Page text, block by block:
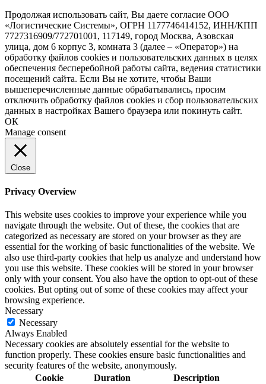
Продолжая использовать сайт, Вы даете согласие ООО
«Логистические Системы», ОГРН 1177746414152, ИНН/КПП
7727316909/772701001, 117149, город Москва, Азовская
улица, дом 6 корпус 3, комната 3 (далее – «Оператор») на
обработку файлов cookies и пользовательских данных в целях
обеспечения бесперебойной работы сайта, ведения статистики
посещений сайта. Если Вы не хотите, чтобы Ваши
вышеперечисленные данные обрабатывались, просим
отключить обработку файлов cookies и сбор пользовательских
данных в настройках Вашего браузера или покинуть сайт.
ОК
Manage consent
Close
Privacy Overview
This website uses cookies to improve your experience while you
navigate through the website. Out of these, the cookies that are
categorized as necessary are stored on your browser as they are
essential for the working of basic functionalities of the website. We
also use third-party cookies that help us analyze and understand how
you use this website. These cookies will be stored in your browser
only with your consent. You also have the option to opt-out of these
cookies. But opting out of some of these cookies may affect your
browsing experience.
Necessary
Necessary
Always Enabled
Necessary cookies are absolutely essential for the website to
function properly. These cookies ensure basic functionalities and
security features of the website, anonymously.
Cookie
Duration Description